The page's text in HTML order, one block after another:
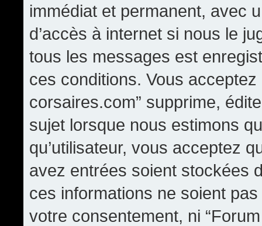
immédiat et permanent, avec
d’accès à internet si nous le
tous les messages est
ces conditions. Vous
corsaires.com” supprime,
sujet lorsque nous estimons
qu’utilisateur, vous acceptez
avez entrées soient stockées
ces informations ne soient
votre consentement, ni